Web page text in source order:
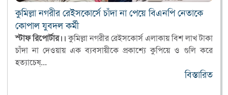
কুমিল্লা নগরীর রেইসকোর্সে চাঁদা না পেয়ে বিএনপি নেতাকে
কোপাল যুবদল কর্মী
স্টাফ রিপোর্টার।। কুমিল্লা নগরীর রেইসকোর্স এলাকায় বিশ লাখ টাকা
চাঁদা না দেওয়ায় এক ব্যবসায়ীকে প্রকাশ্যে কুপিয়ে ও গুলি করে
হত্যাচেষ্...
বিস্তারিত